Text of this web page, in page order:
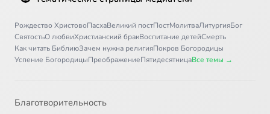
Рождество ХристовоПасхаВеликий постПостМолитваЛитургияБог
СвятостьО любвиХристианский бракВоспитание детейСмерть
Как читать БиблиюЗачем нужна религияПокров Богородицы
Успение БогородицыПреображениеПятидесятницаВсе темы →
Благотворительность